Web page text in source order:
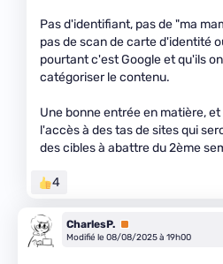
Pas d'identifiant, pas de "ma
pas de scan de carte d'identité
pourtant c'est Google et qu'ils
catégoriser le contenu.
Une bonne entrée en matière,
l'accès à des tas de sites qui
des cibles à abattre du 2ème
4
CharlesP. Premium
Modifié le 08/08/2025 à 19h00